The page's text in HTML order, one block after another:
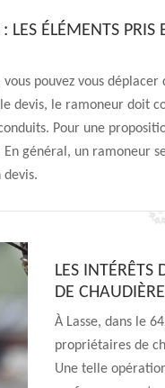
LES ÉLÉMENTS
pouvez vous
devis, le ramoneur doit
Pour une
général, un ramoneur
devis.
LES INTÉRÊTS
DE
À Lasse, dans le
propriétaires de
Une telle